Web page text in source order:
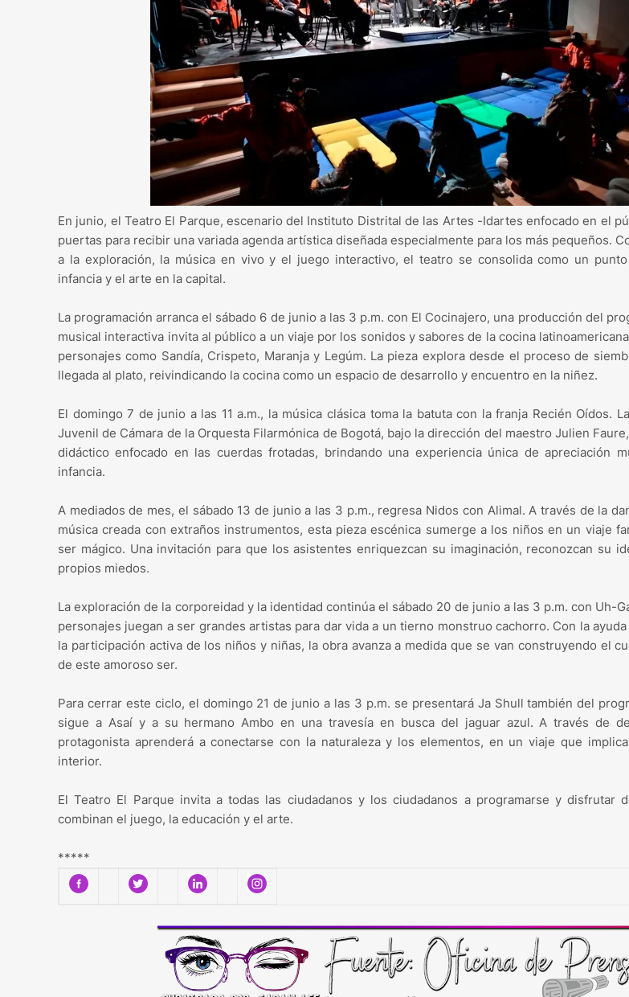
En junio, el Teatro El Parque, escenario del Instituto Distrital de las Artes -Idartes enfocado en el
puertas para recibir una variada agenda artística diseñada especialmente para los más pequeños.
a la exploración, la música en vivo y el juego interactivo, el teatro se consolida como un
infancia y el arte en la capital.
La programación arranca el sábado 6 de junio a las 3 p.m. con El Cocinajero, una producción del
musical interactiva invita al público a un viaje por los sonidos y sabores de la cocina
personajes como Sandía, Crispeto, Maranja y Legúm. La pieza explora desde el proceso de
llegada al plato, reivindicando la cocina como un espacio de desarrollo y encuentro en la niñez.
El domingo 7 de junio a las 11 a.m., la música clásica toma la batuta con la franja Recién Oídos.
Juvenil de Cámara de la Orquesta Filarmónica de Bogotá, bajo la dirección del maestro Julien
didáctico enfocado en las cuerdas frotadas, brindando una experiencia única de apreciación
infancia.
A mediados de mes, el sábado 13 de junio a las 3 p.m., regresa Nidos con Alimal. A través de la
música creada con extraños instrumentos, esta pieza escénica sumerge a los niños en un viaje
ser mágico. Una invitación para que los asistentes enriquezcan su imaginación, reconozcan su
propios miedos.
La exploración de la corporeidad y la identidad continúa el sábado 20 de junio a las 3 p.m. con Uh-
personajes juegan a ser grandes artistas para dar vida a un tierno monstruo cachorro. Con la
la participación activa de los niños y niñas, la obra avanza a medida que se van construyendo el
de este amoroso ser.
Para cerrar este ciclo, el domingo 21 de junio a las 3 p.m. se presentará Ja Shull también del
sigue a Asaí y a su hermano Ambo en una travesía en busca del jaguar azul. A través de
protagonista aprenderá a conectarse con la naturaleza y los elementos, en un viaje que
interior.
El Teatro El Parque invita a todas las ciudadanos y los ciudadanos a programarse y disfrutar
combinan el juego, la educación y el arte.
*****